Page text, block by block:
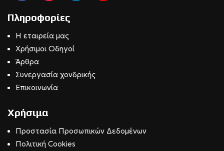
Πληροφορίες
Η εταιρεία μας
Χρήσιμοι Οδηγοί
Άρθρα
Συνεργασία χονδρικής
Επικοινωνία
Χρήσιμα
Προστασία Προσωπικών Δεδομένων
Πολιτική Cookies